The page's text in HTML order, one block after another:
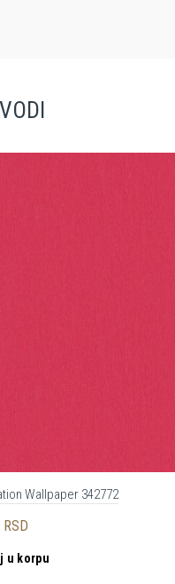
Wallpaper 342772
RSD
u korpu